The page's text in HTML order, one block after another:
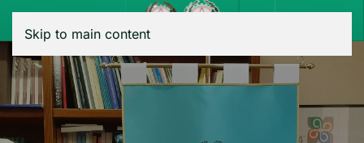
Skip to main content